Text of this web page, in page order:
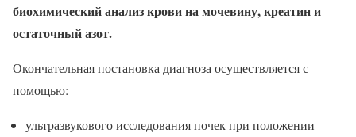
биохимический анализ крови на мочевину, креатин и
остаточный азот.
Окончательная постановка диагноза осуществляется с
помощью:
ультразвукового исследования почек при положении